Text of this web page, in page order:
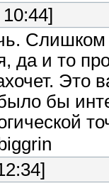
да и то
бы